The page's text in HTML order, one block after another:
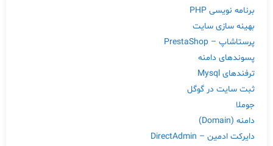
برنامه نویسی PHP
بهینه سازی سایت
پرستاشاپ – PrestaShop
پسوندهای دامنه
ترفندهای Mysql
ثبت سایت در گوگل
جوملا
دامنه (Domain)
دایرکت ادمین – DirectAdmin